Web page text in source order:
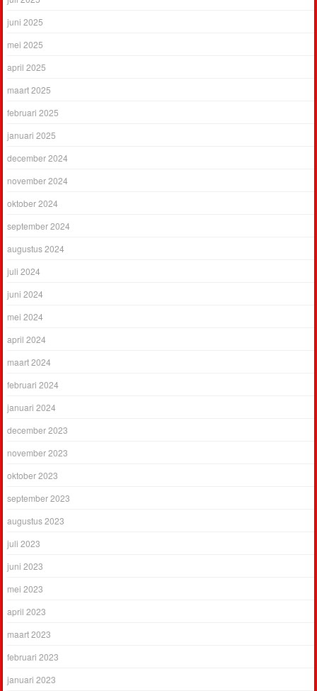
juni 2025
mei 2025
april 2025
maart 2025
februari 2025
januari 2025
december 2024
november 2024
oktober 2024
september 2024
augustus 2024
juli 2024
juni 2024
mei 2024
april 2024
maart 2024
februari 2024
januari 2024
december 2023
november 2023
oktober 2023
september 2023
augustus 2023
juli 2023
juni 2023
mei 2023
april 2023
maart 2023
februari 2023
januari 2023